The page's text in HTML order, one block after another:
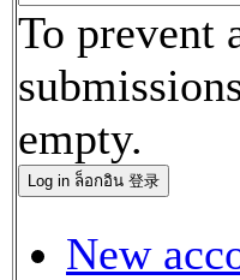
To prevent
empty.
New